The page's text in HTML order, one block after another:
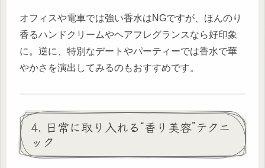
オフィスや電車では強い香水はNGですが、ほんのり
香るハンドクリームやヘアフレグランスなら好印象
に。逆に、特別なデートやパーティーでは香水で華
やかさを演出してみるのもおすすめです。
4. 日常に取り入れる“香り美容”テクニ
ック